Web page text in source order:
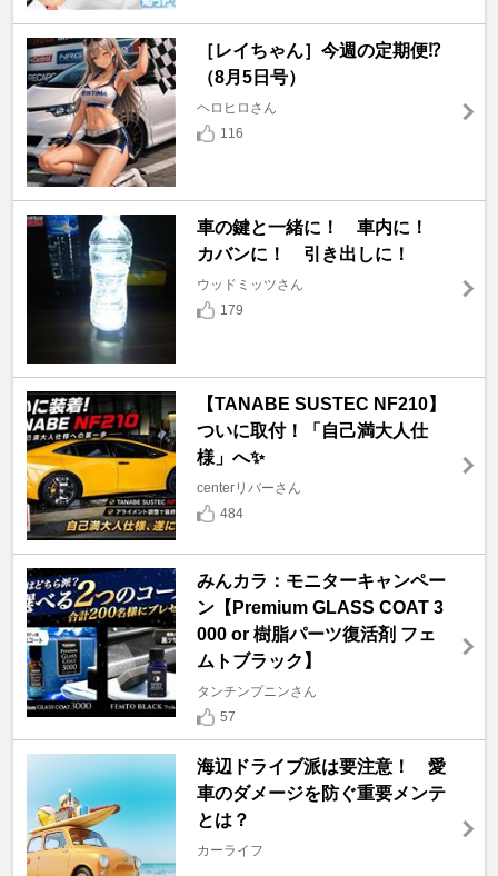
［レイちゃん］今週の定期便⁉️
（8月5日号）
ヘロヒロさん
116
車の鍵と一緒に！ 車内に！
カバンに！ 引き出しに！
ウッドミッツさん
179
【TANABE SUSTEC NF210】
ついに取付！「自己満大人仕
様」へ✨
centerリバーさん
484
みんカラ：モニターキャンペー
ン【Premium GLASS COAT 3
000 or 樹脂パーツ復活剤 フェ
ムトブラック】
タンチンプニンさん
57
海辺ドライブ派は要注意！ 愛
車のダメージを防ぐ重要メンテ
とは？
カーライフ